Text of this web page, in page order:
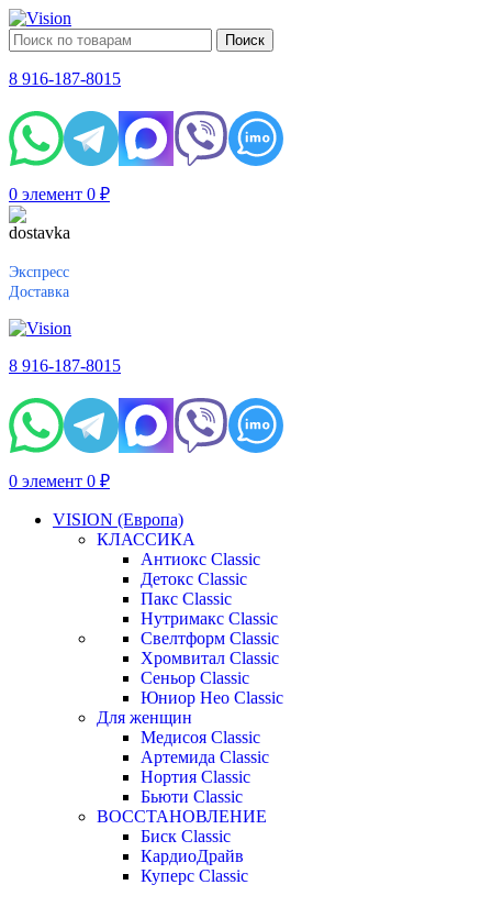
Поиск
8 916-187-8015
0 элемент 0 ₽
Экспресс
Доставка
8 916-187-8015
0 элемент 0 ₽
VISION (Европа)
КЛАССИКА
Антиокс Classic
Детокс Classic
Пакс Classic
Нутримакс Classic
Свелтформ Classic
Хромвитал Classic
Сеньор Classic
Юниор Нео Classic
Для женщин
Медисоя Classic
Артемида Classic
Нортия Classic
Бьюти Classic
ВОССТАНОВЛЕНИЕ
Биск Classic
КардиоДрайв
Куперс Classic